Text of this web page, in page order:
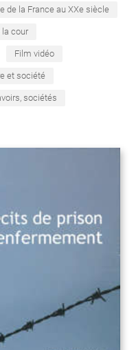
de la France au XXe siècle
la cour
Film vidéo
et société
sociétés